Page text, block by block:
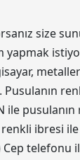
size
ile
ibresi